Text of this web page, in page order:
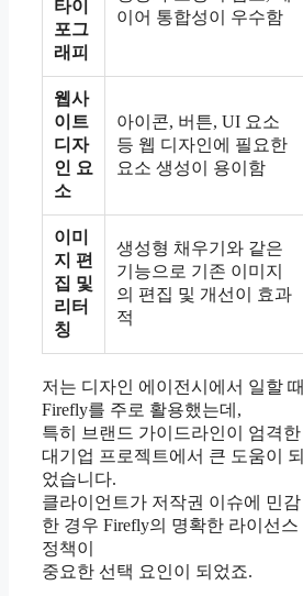
타이
포그
래피
이어 통합성이 우수함
웹사
이트
디자
인 요
소
아이콘, 버튼, UI 요소
등 웹 디자인에 필요한
요소 생성이 용이함
이미
지 편
집 및
리터
칭
생성형 채우기와 같은
기능으로 기존 이미지
의 편집 및 개선이 효과
적
저는 디자인 에이전시에서 일할 때
Firefly를 주로 활용했는데,
특히 브랜드 가이드라인이 엄격한
대기업 프로젝트에서 큰 도움이 되
었습니다.
클라이언트가 저작권 이슈에 민감
한 경우 Firefly의 명확한 라이선스
정책이
중요한 선택 요인이 되었죠.